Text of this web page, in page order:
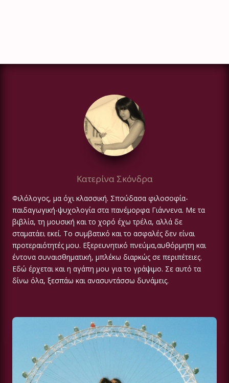
Κατερίνα Σκόνδρα
Φιλόλογος, μα όχι κλασσική. Σπούδασα φιλοσοφία-
παιδαγωγική-ψυχολογία στα πανέμορφα Γιάννενα. Με τα
βιβλία, τη μουσική και το χορό έχω τρέλα, αλλά δε
σταματάει εκεί. Το συμβατικό και το ασφαλές δεν είναι
προτεραιότητές μου. Εξερευνητικό πνεύμα,αυθόρμητη και
έντονα συναισθηματική, μπλέκω διαρκώς σε περιπέτειες.
Εδώ έρχεται και η αγάπη μου για το γράψιμο. Σε αυτό τα
δίνω όλα, ξεσπάω και ανασυντάσσω δυνάμεις.